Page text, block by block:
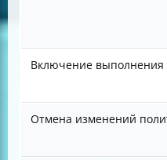
Включение выполнения
Отмена изменений